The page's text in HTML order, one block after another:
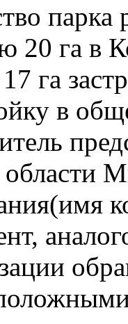
парка
20 га в
га
в